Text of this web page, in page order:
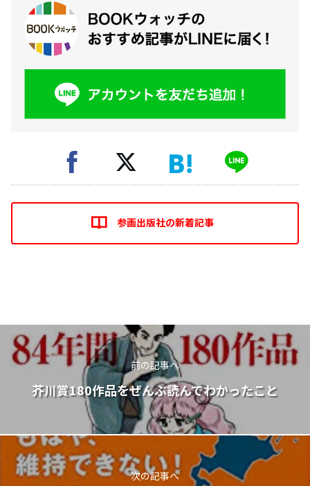
参画出版社の新着記事
前の記事へ
芥川賞180作品をぜんぶ読んでわかったこと
次の記事へ